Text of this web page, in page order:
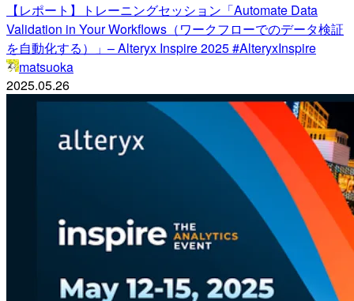
【レポート】トレーニングセッション「Automate Data
Validation in Your Workflows（ワークフローでのデータ検証
を自動化する）」– Alteryx Inspire 2025 #AlteryxInspire
matsuoka
2025.05.26